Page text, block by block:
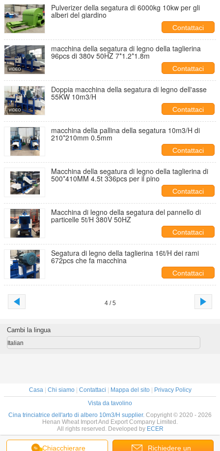
Pulverizer della segatura di 6000kg 10kw per gli
alberi del giardino
Contattaci
macchina della segatura di legno della taglierina
96pcs di 380v 50HZ 7*1.2*1.8m
Contattaci
Doppia macchina della segatura di legno dell'asse
55KW 10m3/H
Contattaci
macchina della pallina della segatura 10m3/H di
210*210mm 0.5mm
Contattaci
Macchina della segatura di legno della taglierina di
500*410MM 4.5t 336pcs per il pino
Contattaci
Macchina di legno della segatura del pannello di
particelle 5t/H 380V 50HZ
Contattaci
Segatura di legno della taglierina 16t/H dei rami
672pcs che fa macchina
Contattaci
4 / 5
Chiacchierare Richiedere un
Cambi la lingua
Italian
Casa| Chi siamo| Contattaci Mappa del sito|
Privacy Policy
Vista da tavolino
Cina trinciatrice dell'arto di albero 10m3/H supplier. Copyright © 2020 - 2026
Henan Wheat Import And Export Company Limited.
All rights reserved. Developed by ECER